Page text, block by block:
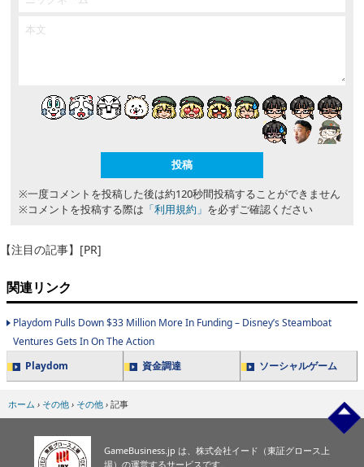
※一度コメントを投稿した後は約120秒間投稿することができません
※コメントを投稿する際は 「利用規約」 を必ずご確認ください
【注目の記事】[PR]
関連リンク
Playdom Pulls Down $33 Million More In Funding – Disney’s Steamboat
Ventures Gets In On The Action
Playdom
資金調達 ソーシャルゲーム
ホーム › その他 › その他 › 記事
GameBusiness.jp は、株式会社イード（東証グロース上
場）の運営するサービスです。